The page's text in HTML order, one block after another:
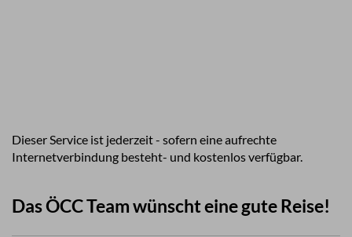
Dieser Service ist jederzeit - sofern eine aufrechte
Internetverbindung besteht- und kostenlos verfügbar.
Das ÖCC Team wünscht eine gute Reise!